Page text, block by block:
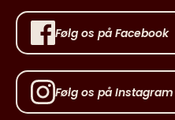
Følg os på Facebook
Følg os på Instagram